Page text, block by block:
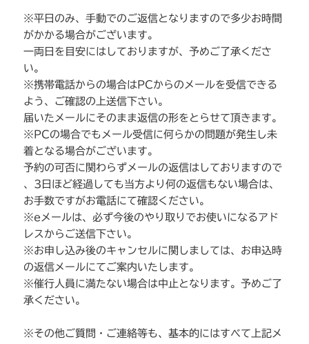
※平日のみ、手動でのご返信となりますので多少お時間
がかかる場合がございます。
一両日を目安にはしておりますが、予めご了承くださ
い。
※携帯電話からの場合はPCからのメールを受信できる
よう、ご確認の上送信下さい。
届いたメールにそのまま返信の形をとらせて頂きます。
※PCの場合でもメール受信に何らかの問題が発生し未
着となる場合がございます。
予約の可否に関わらずメールの返信はしておりますので
、3日ほど経過しても当方より何の返信もない場合は、
お手数ですがお電話にて確認ください。
※eメールは、必ず今後のやり取りでお使いになるアド
レスからご送信下さい。
※お申し込み後のキャンセルに関しましては、お申込時
の返信メールにてご案内いたします。
※催行人員に満たない場合は中止となります。予めご了
承ください。
※その他ご質問・ご連絡等も、基本的にはすべて上記メ